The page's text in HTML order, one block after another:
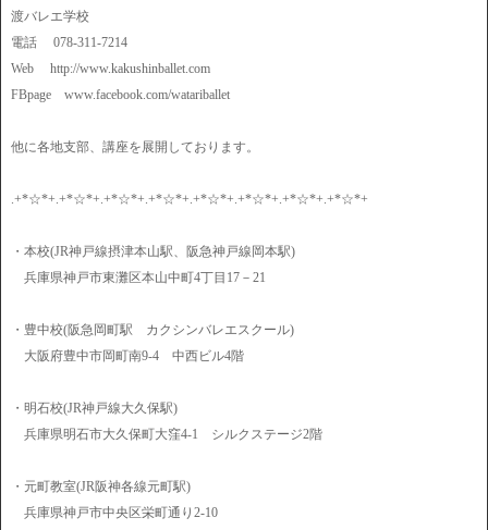
渡バレエ学校
電話 078-311-7214
Web http://www.kakushinballet.com
FBpage www.facebook.com/watariballet
他に各地支部、講座を展開しております。
.+*☆*+.+*☆*+.+*☆*+.+*☆*+.+*☆*+.+*☆*+.+*☆*+.+*☆*+
・本校(JR神戸線摂津本山駅、阪急神戸線岡本駅)
兵庫県神戸市東灘区本山中町4丁目17－21
・豊中校(阪急岡町駅 カクシンバレエスクール)
大阪府豊中市岡町南9-4 中西ビル4階
・明石校(JR神戸線大久保駅)
兵庫県明石市大久保町大窪4-1 シルクステージ2階
・元町教室(JR阪神各線元町駅)
兵庫県神戸市中央区栄町通り2-10